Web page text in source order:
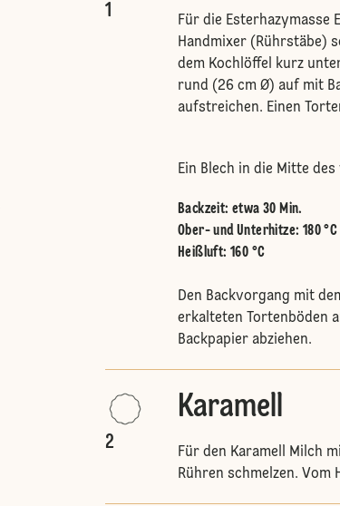
1
Für die Esterhazymasse
Handmixer (Rührstäbe)
dem Kochlöffel kurz
rund (26 cm Ø) auf mit
aufstreichen. Einen
Ein Blech in die Mitte
Backzeit: etwa 30 Min.
Ober- und Unterhitze: 180 °C
Heißluft: 160 °C
Den Backvorgang mit
erkalteten Tortenböden
Backpapier abziehen.
2
Karamell
Für den Karamell Milch
Rühren schmelzen. Vom